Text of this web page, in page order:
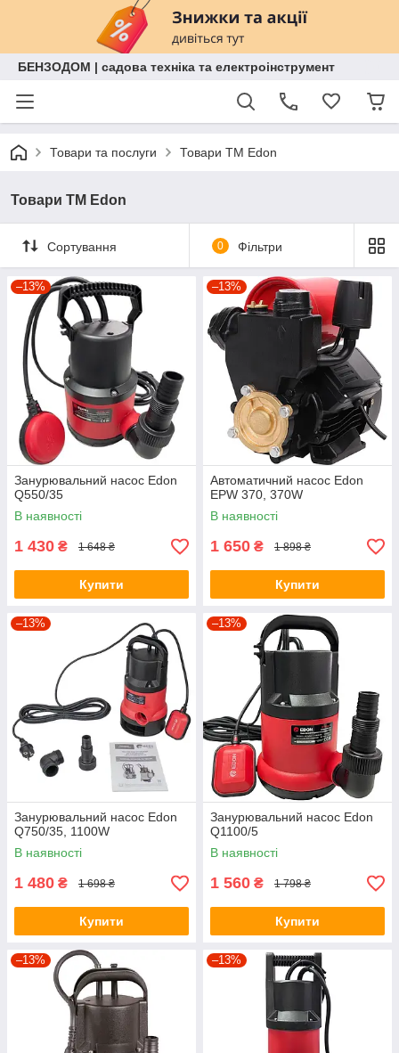
БЕНЗОДОМ | садова техніка та електроінструмент
Товари та послуги Товари ТМ Edon
Товари ТМ Edon
Сортування 0 Фільтри
–13%
Занурювальний насос Edon
Q550/35
В наявності
1 430 ₴ 1 648 ₴
Купити
–13%
Автоматичний насос Edon
EPW 370, 370W
В наявності
1 650 ₴ 1 898 ₴
Купити
–13%
Занурювальний насос Edon
Q750/35, 1100W
В наявності
1 480 ₴ 1 698 ₴
Купити
–13%
Занурювальний насос Edon
Q1100/5
В наявності
1 560 ₴ 1 798 ₴
Купити
–13% –13%